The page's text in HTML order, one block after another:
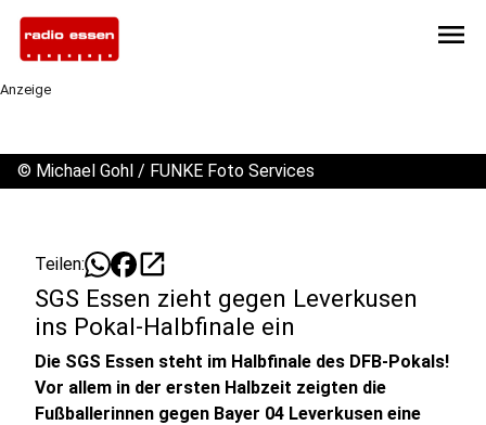
menu
Anzeige
© Michael Gohl / FUNKE Foto Services
Teilen: open_in_new
SGS Essen zieht gegen Leverkusen
ins Pokal-Halbfinale ein
Die SGS Essen steht im Halbfinale des DFB-Pokals!
Vor allem in der ersten Halbzeit zeigten die
Fußballerinnen gegen Bayer 04 Leverkusen eine